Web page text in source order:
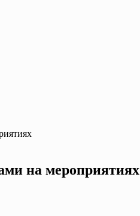
на мероприятиях